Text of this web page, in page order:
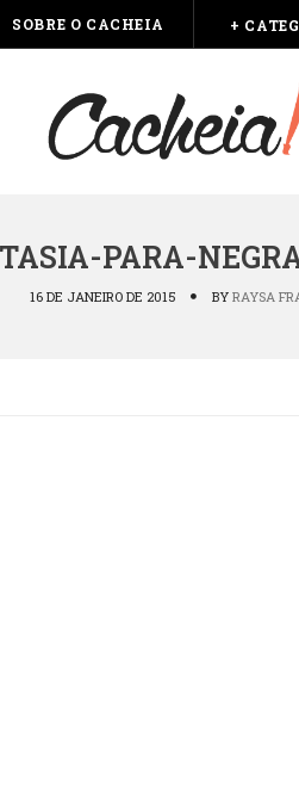
SOBRE O CACHEIA +
PARA-
16 DE JANEIRO DE 2015 BY RAYSA